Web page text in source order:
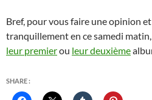
Bref, pour vous faire une opinion
tranquillement en ce samedi
leur premierou leur deuxième
SHARE :